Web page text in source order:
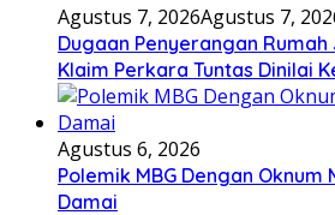
Agustus 7, 2026Agustus 7,
Dugaan Penyerangan Rumah
Klaim Perkara Tuntas Dinilai
Agustus 6, 2026
Polemik MBG Dengan Oknum
Damai